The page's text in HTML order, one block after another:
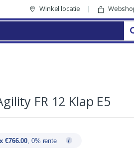
Winkel locatie
FR 12 Klap E5
€766.00, 0% rente